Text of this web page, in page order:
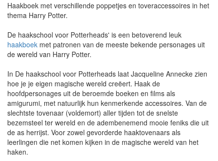
Haakboek met verschillende poppetjes en toveraccessoires in het
thema Harry Potter.
De haakschool voor Potterheads' is een betoverend leuk
haakboek met patronen van de meeste bekende personages uit
de wereld van Harry Potter.
In De haakschool voor Potterheads laat Jacqueline Annecke zien
hoe je je eigen magische wereld creëert. Haak de
hoofdpersonages uit de beroemde boeken en films als
amigurumi, met natuurlijk hun kenmerkende accessoires. Van de
slechtste tovenaar (voldemort) aller tijden tot de snelste
bezemsteel ter wereld en de adembenemend mooie feniks die uit
de as herrijst. Voor zowel gevorderde haaktovenaars als
leerlingen die net komen kijken in de magische wereld van het
haken.